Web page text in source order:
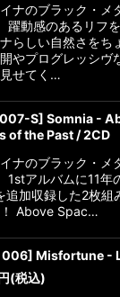
ナのブラック・メ
躍動感のあるリフ
らしい自然さをち
やプログレッシヴ
せてく…
S] Somnia -
of the Past / 2CD
ナのブラック・メ
1stアルバムに11
追加収録した2枚組
Above Spac…
Misfortune -
(税込)